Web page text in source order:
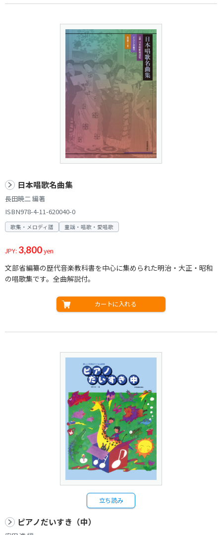
日本唱歌名曲集
長田暁二 編著
ISBN978-4-11-620040-0
歌集・メロディ譜 童謡・唱歌・愛唱歌
JPY: 3,800yen
文部省編纂の歴代音楽教科書を中心に集められた明治・大正・昭和
の唱歌集です。全曲解説付。
カートに入れる
立ち読み
ピアノだいすき（中）